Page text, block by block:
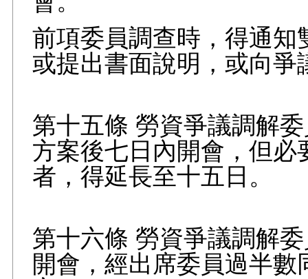
前項委員調查時，得通
或提出書面說明，或向
第十五條 勞資爭議調解
方案後七日內開會，但
者，得延長至十五日。
第十六條 勞資爭議調解
開會，經出席委員過半